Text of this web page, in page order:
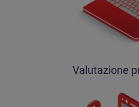
Valutazione